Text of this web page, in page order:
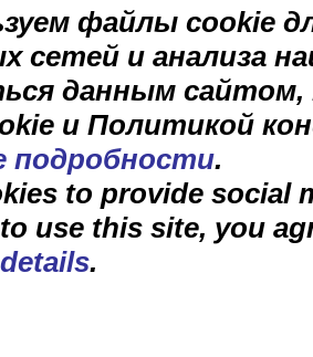
файлы cookie
сетей и анализа
данным
и Политикой
.
to provide social
use this site, you
.